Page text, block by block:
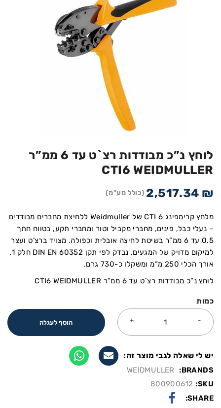
לוחץ נ”כ מבודדות רצ`ט עד 6 ממ”ר
CTI6 WEIDMULLER
2,517.34 ₪ (כולל מע"מ)
מלחץ קרימפינג CTI 6 של Weidmuller ללחיצת מחברים מבודדים
– נעלי כבל, פינים, מחברי מקביל וטור ומחברי תקע, בטווח חתך
0.5 עד 6 ממ”ר בשיטת לחיצה אובלית וכפולה. מצויד ברצ’ט ועצר
למיקום מדויק של המגעים, נבדק לפי תקן DIN EN 60352 חלק 1,
אורך הכלי 250 מ”מ ומשקלו כ-730 גרם.
לוחץ נ”כ מבודדות רצ`ט עד 6 ממ”ר CTI6 WEIDMULLER
כמות
הוסף לעגלה
יש לי שאלה לגבי מוצר זה:
BRANDS:
WEIDMULLER
SKU:
800900612
SHARE: